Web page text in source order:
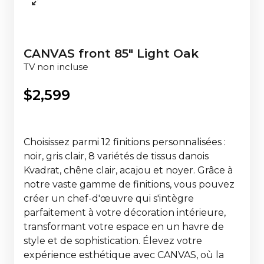
CANVAS front 85" Light Oak
TV non incluse
$2,599
Choisissez parmi 12 finitions personnalisées :
noir, gris clair, 8 variétés de tissus danois
Kvadrat, chêne clair, acajou et noyer. Grâce à
notre vaste gamme de finitions, vous pouvez
créer un chef-d'œuvre qui s'intègre
parfaitement à votre décoration intérieure,
transformant votre espace en un havre de
style et de sophistication. Élevez votre
expérience esthétique avec CANVAS, où la